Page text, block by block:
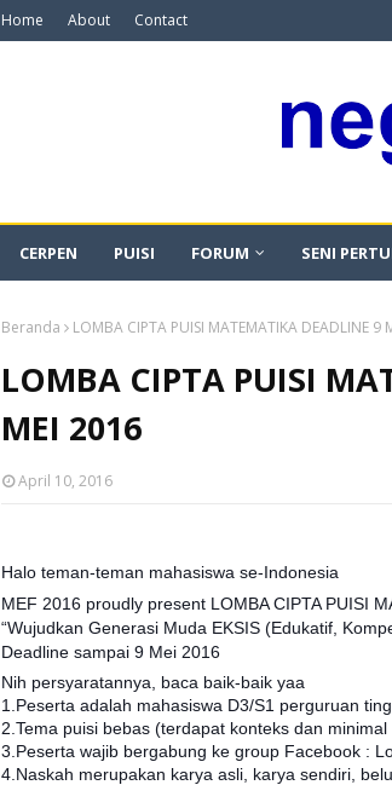
Home About Contact
CERPEN PUISI FORUM SENI
Beranda LOMBA CIPTA PUISI MATEMATIKA DEADLINE 9
LOMBA CIPTA PUISI
MEI 2016
April 10, 2016
Halo teman-teman mahasiswa se-Indonesia
MEF 2016 proudly present LOMBA CIPTA PUISI
“Wujudkan Generasi Muda EKSIS (Edukatif,
Deadline sampai 9 Mei 2016
Nih persyaratannya, baca baik-baik yaa
1.Peserta adalah mahasiswa D3/S1 perguruan
2.Tema puisi bebas (terdapat konteks dan
3.Peserta wajib bergabung ke group Facebook :
4.Naskah merupakan karya asli, karya sendiri,